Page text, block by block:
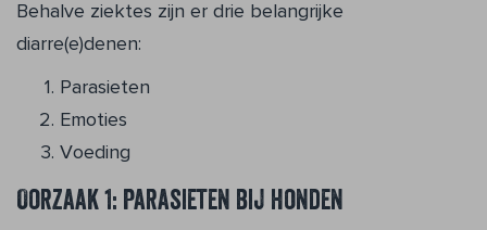
Behalve ziektes zijn er drie belangrijke
diarre(e)denen:
Parasieten
Emoties
Voeding
Oorzaak 1: parasieten bij honden